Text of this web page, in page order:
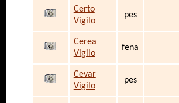
Certo
Vigilo
pes
Cerea
Vigilo
fena
Cevar
Vigilo
pes